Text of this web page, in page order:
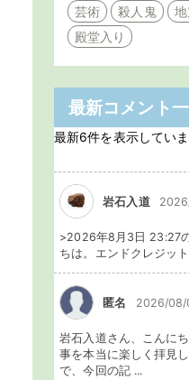
芸術
殺人鬼
殿堂入り
最新コメント
最新6件を表示していま
岩石入道
>2026年8月3日 23:27
ちは。エンドクレジッ
匿名 2026/08/
岩石入道さん、こんに
事を本当に楽しく拝見
で、今回の記 ...